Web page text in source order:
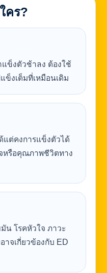
คร?
แข็งตัวช้าลง ต้องใช้
ข็งเต็มที่เหมือนเดิม
แต่คงการแข็งตัวได้
หรือคุณภาพชีวิตทาง
น โรคหัวใจ ภาวะ
จเกี่ยวข้องกับ ED